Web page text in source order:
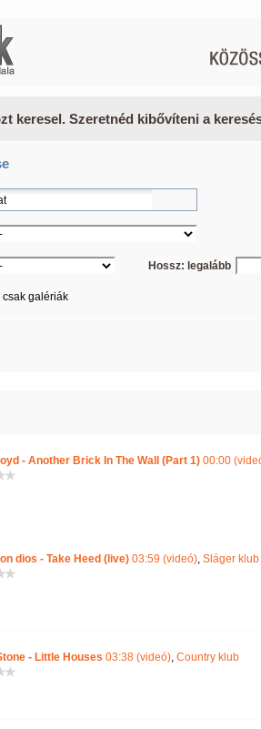
keresel. Szeretnéd kibővíteni a
Hossz: legalább
csak galériák
- Another Brick In The Wall (Part 1) 00:00
dios - Take Heed (live) 03:59 (videó), Sláger klub
- Little Houses 03:38 (videó), Country klub